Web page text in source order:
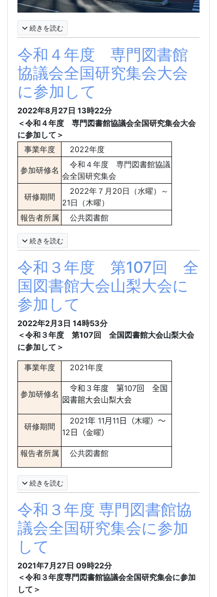
続きを読む
令和４年度 専門図書館
協議会全国研究集会大会
に参加して
2022年8月27日 13時22分
＜令和４年度 専門図書館協議会全国研究集会大会
に参加して＞
事業年度
2022年度
参加研修名
令和４年度 専門図書館協議
会全国研究集会
研修期間
2022年７月 20日（水曜）～
21日（木曜）
報告者所属
公共図書館
続きを読む
令和３年度 第107回 全
国図書館大会山梨大会に
参加して
2022年2月3日 14時53分
＜令和３年度 第107回 全国図書館大会山梨大会
に参加して＞
事業年度 2021年度
参加研修名
令和３年度 第107回 全国
図書館大会山梨大会
研修期間
2021年 11月11日（木曜）～
12日（金曜）
報告者所属 公共図書館
続きを読む
令和３年度 専門図書館協
議会全国研究集会に参加
して
2021年7月27日 09時22分
＜令和３年度専門図書館協議会全国研究集会に参加
して ＞